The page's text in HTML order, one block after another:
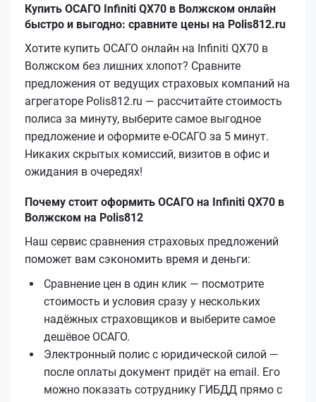
Купить ОСАГО Infiniti QX70 в Волжском онлайн
быстро и выгодно: сравните цены на Polis812.ru
Хотите купить ОСАГО онлайн на Infiniti QX70 в
Волжском без лишних хлопот? Сравните
предложения от ведущих страховых компаний на
агрегаторе Polis812.ru — рассчитайте стоимость
полиса за минуту, выберите самое выгодное
предложение и оформите е‑ОСАГО за 5 минут.
Никаких скрытых комиссий, визитов в офис и
ожидания в очередях!
Почему стоит оформить ОСАГО на Infiniti QX70 в
Волжском на Polis812
Наш сервис сравнения страховых предложений
поможет вам сэкономить время и деньги:
Сравнение цен в один клик — посмотрите
стоимость и условия сразу у нескольких
надёжных страховщиков и выберите самое
дешёвое ОСАГО.
Электронный полис с юридической силой —
после оплаты документ придёт на email. Его
можно показать сотруднику ГИБДД прямо с